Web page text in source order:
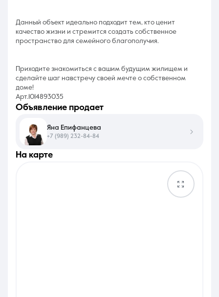
Данный объект идеально подходит тем, кто ценит
качество жизни и стремится создать собственное
пространство для семейного благополучия.
Приходите знакомиться с вашим будущим жилищем и
сделайте шаг навстречу своей мечте о собственном
доме!
Арт.1014893035
на карте
объявление продает
Яна Епифанцева
+7 (989) 232-84-84